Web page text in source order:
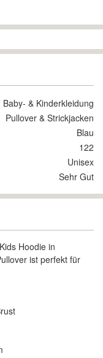
Baby- & Kinderkleidung
Pullover & Strickjacken
Blau
122
Unisex
Sehr Gut
Hoodie in
ist perfekt für